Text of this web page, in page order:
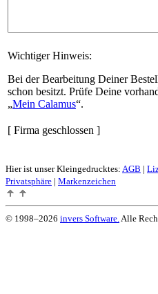
Wichtiger Hinweis:
Bei der Bearbeitung Deiner
schon besitzt. Prüfe Deine
Mein Calamus .
[ Firma geschlossen ]
Hier ist unser Kleingedrucktes: AGB |
Privatsphäre | Markenzeichen
© 1998–2026 invers Software.Alle